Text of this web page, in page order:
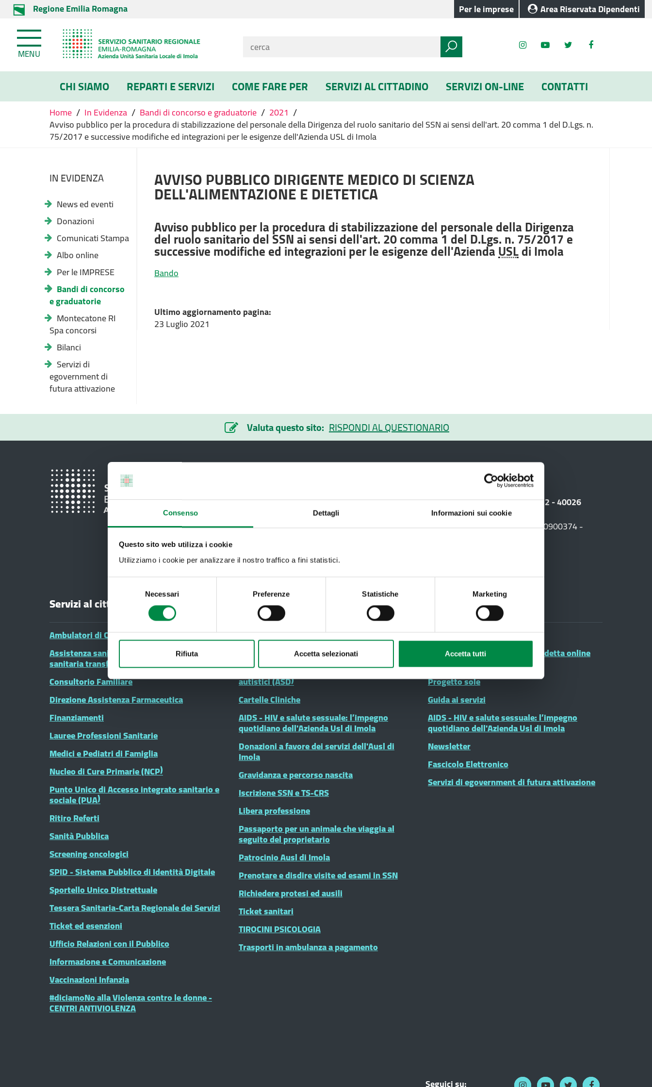
Consenso Dettagli Informazioni sui cookie
Questo sito web utilizza i cookie
Utilizziamo i cookie per analizzare il nostro traffico a fini statistici.
consenso
Necessari Preferenze Statistiche Marketing
Rifiuta Accetta selezionati Accetta tutti
Regione Emilia Romagna Per le imprese Area Riservata Dipendenti
MENU
CHI SIAMO REPARTI E SERVIZI COME FARE PER SERVIZI AL CITTADINO SERVIZI ON-LINE CONTATTI
Home / In Evidenza / Bandi di concorso e graduatorie / 2021 /
Avviso pubblico per la procedura di stabilizzazione del personale della Dirigenza del ruolo sanitario del SSN ai sensi dell'art. 20 comma 1 del D.Lgs. n.
75/2017 e successive modifiche ed integrazioni per le esigenze dell'Azienda USL di Imola
IN EVIDENZA
News ed eventi
Donazioni
Comunicati Stampa
Albo online
Per le IMPRESE
Bandi di concorso
e graduatorie
Montecatone RI
Spa concorsi
Bilanci
Servizi di
egovernment di
futura attivazione
AVVISO PUBBLICO DIRIGENTE MEDICO DI SCIENZA
DELL'ALIMENTAZIONE E DIETETICA
Avviso pubblico per la procedura di stabilizzazione del personale della Dirigenza
del ruolo sanitario del SSN ai sensi dell'art. 20 comma 1 del D.Lgs. n. 75/2017 e
successive modifiche ed integrazioni per le esigenze dell'AziendaUSLdi Imola
Bando
Ultimo aggiornamento pagina:
23 Luglio 2021
Valuta questo sito: RISPONDI AL QUESTIONARIO
Azienda USL di Imola - Sede legale: Viale Amendola, 2 - 40026
T. +39 0542 604111 - F. +39 0542 604013 - CF 90000900374 -
Servizi al cittadino
Ambulatori di Continuità Assistenziale e CAU
Assistenza sanitaria all'estero - Assistenza
sanitaria transfrontaliera
Consultorio Familiare
Direzione Assistenza Farmaceutica
Finanziamenti
Lauree Professioni Sanitarie
Medici e Pediatri di Famiglia
Nucleo di Cure Primarie (NCP)
Punto Unico di Accesso integrato sanitario e
sociale (PUA)
Ritiro Referti
Sanità Pubblica
Screening oncologici
SPID - Sistema Pubblico di Identità Digitale
Sportello Unico Distrettuale
Tessera Sanitaria-Carta Regionale dei Servizi
Ticket ed esenzioni
Ufficio Relazioni con il Pubblico
Informazione e Comunicazione
Vaccinazioni Infanzia
#diciamoNo alla Violenza contro le donne -
CENTRI ANTIVIOLENZA
Come fare per
Amianto
Attività funerarie
Assistenza ai minori con autismo e disturbi
autistici (ASD)
Cartelle Cliniche
AIDS - HIV e salute sessuale: l’impegno
quotidiano dell'Azienda Usl di Imola
Donazioni a favore dei servizi dell'Ausl di
Imola
Gravidanza e percorso nascita
Iscrizione SSN e TS-CRS
Libera professione
Passaporto per un animale che viaggia al
seguito del proprietario
Patrocinio Ausl di Imola
Prenotare e disdire visite ed esami in SSN
Richiedere protesi ed ausili
Ticket sanitari
TIROCINI PSICOLOGIA
Trasporti in ambulanza a pagamento
Moduli on line
Pagamenti
Prenotazioni, pagamento e disdetta online
delle prestazioni sanitarie
Progetto sole
Guida ai servizi
AIDS - HIV e salute sessuale: l’impegno
quotidiano dell'Azienda Usl di Imola
Newsletter
Fascicolo Elettronico
Servizi di egovernment di futura attivazione